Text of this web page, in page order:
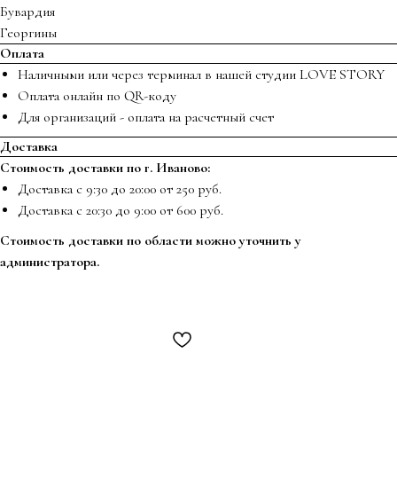
Бувардия
Георгины
Оплата
Наличными или через терминал в нашей студии LOVE STORY
Оплата онлайн по QR-коду
Для организаций - оплата на расчетный счет
Доставка
Стоимость доставки по г. Иваново:
Доставка с 9:30 до 20:00 от 250 руб.
Доставка с 20:30 до 9:00 от 600 руб.
Стоимость доставки по области можно уточнить у
администратора.